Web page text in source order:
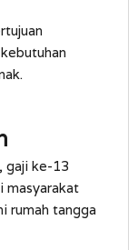
gaji ke-13
masyarakat
rumah tangga